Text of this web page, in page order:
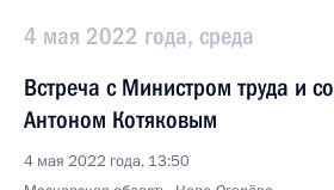
4 мая 2022 года, среда
Встреча с Министром труда и
Антоном Котяковым
4 мая 2022 года, 13:50